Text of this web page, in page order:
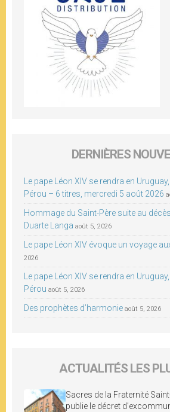
DERNIÈRES
Le pape Léon XIV se rendra en
Pérou – 6 titres, mercredi 5 août 2026
Hommage du Saint-Père suite au
Duarte Langa août 5, 2026
Le pape Léon XIV évoque un voyage
2026
Le pape Léon XIV se rendra en
Pérou août 5, 2026
Des prophètes d’harmonie août 5, 2026
ACTUALITÉS LES
Sacres de la Fraternité
publie le décret